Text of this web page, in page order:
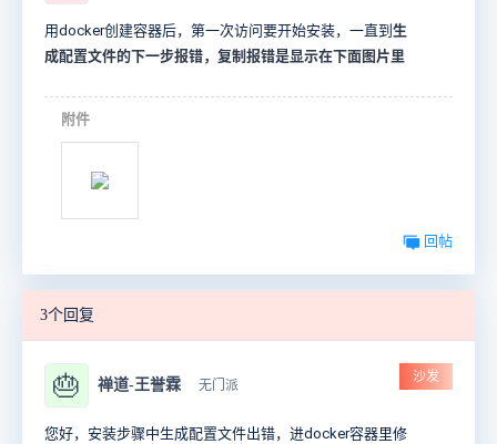
用docker创建容器后，第一次访问要开始安装，一直到 生
成配置文件的下一步报错，复制报错是显示在下面图片里
附件
回帖
3个回复
🎂 禅道-王誉霖 无门派
沙发
您好， 安装步骤中生成配置文件出错，进docker容器里修